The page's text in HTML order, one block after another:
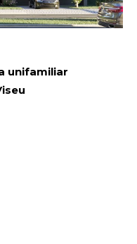
unifamiliar